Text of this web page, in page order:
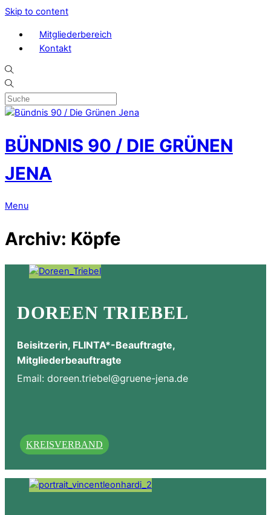
Skip to content
Mitgliederbereich
Kontakt
BÜNDNIS 90 / DIE GRÜNEN
JENA
Menu
Archiv: Köpfe
DOREEN TRIEBEL
Beisitzerin, FLINTA*-Beauftragte,
Mitgliederbeauftragte
Email: doreen.triebel@gruene-jena.de
KREISVERBAND